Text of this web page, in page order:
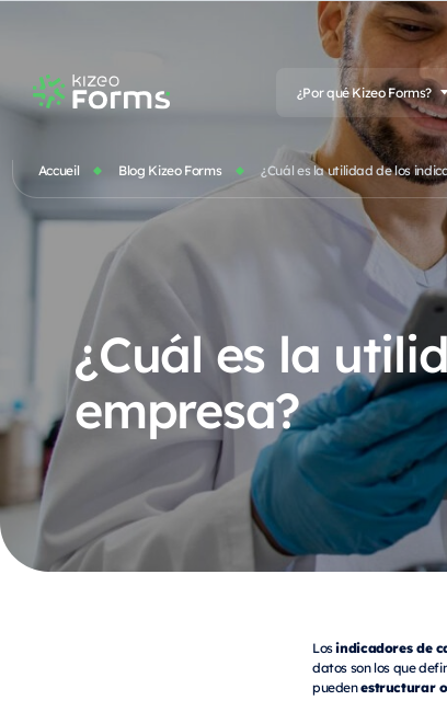
¿Por qué Kizeo Forms?
Accueil Blog Kizeo Forms ¿Cuál es la utilidad de los
¿Cuál es la
empresa?
Losindicadores de
datos son los que
puedenestructurar